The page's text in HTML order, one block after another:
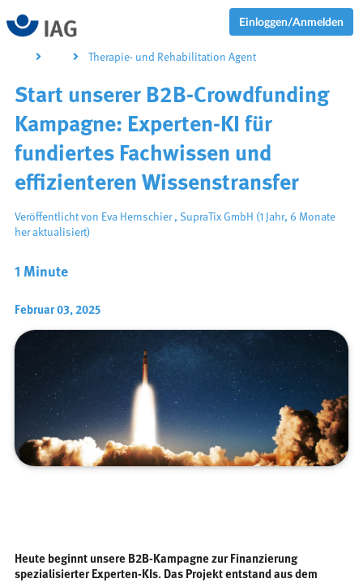
Einloggen/Anmelden
Therapie- und Rehabilitation Agent
1 Minute
Februar 03, 2025
Start unserer B2B-Crowdfunding
Kampagne: Experten-KI für
fundiertes Fachwissen und
effizienteren Wissenstransfer
Veröffentlicht von Eva Hernschier, SupraTix GmbH (1 Jahr, 6 Monate
her aktualisiert)
Heute beginnt unsere B2B-Kampagne zur Finanzierung
spezialisierter Experten-KIs. Das Projekt entstand aus dem